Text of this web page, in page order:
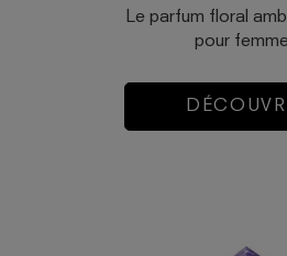
Le parfum floral
pour